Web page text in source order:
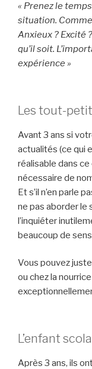
« Prenez le
situation.
Anxieux ? Excité
qu’il soit.
expérience »
Les tout-
Avant 3 ans si
actualités (ce qui
réalisable dans
nécessaire de
Et s’il n’en parle
ne pas aborder le
l’inquiéter
beaucoup de
Vous pouvez juste
ou chez la
L’enfant
Après 3 ans, ils